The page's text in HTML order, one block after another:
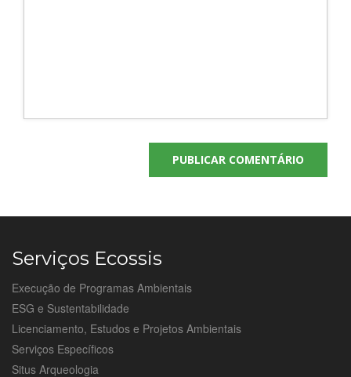
Serviços Ecossis
Execução de Programas Ambientais
ESG e Sustentabilidade
Licenciamento, Estudos e Projetos Ambientais
Serviços Específicos
Situs Arqueologia